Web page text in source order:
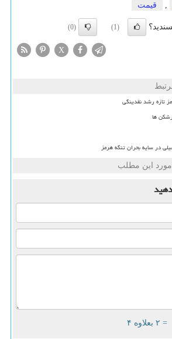
, قیمت
(1)
(0)
X
تازه رشد نقدینگی
ها
در سایه بحران تنگه هرمز
مورد این مطلب
= ۲ بعلاوه ۴